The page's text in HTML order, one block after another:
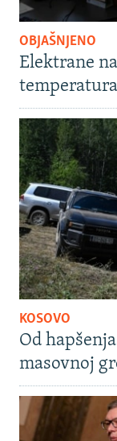
OBJAŠNJENO
Elektrane
KOSOVO
Od
masovnoj